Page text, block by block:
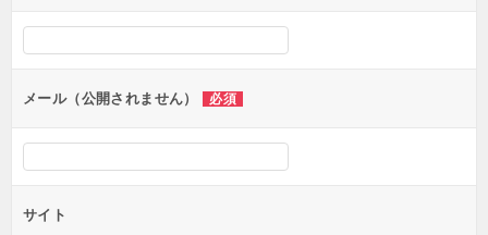
シ
ョ
ンメール（公開されません） 必須
サイト